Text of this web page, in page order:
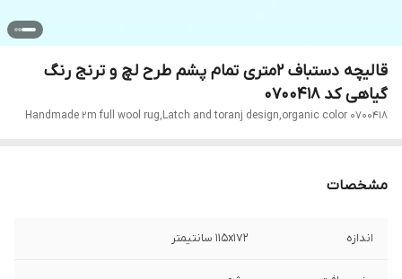
قالیچه دستباف 2متری تمام پشم طرح لچ و ترنج رنگ
گیاهی کد 0700418
Handmade 2m full wool rug,Latch and toranj design,organic color 0700418
مشخصات
اندازه 115x172 سانتیمتر